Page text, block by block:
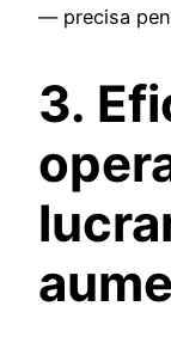
— precisa
3.